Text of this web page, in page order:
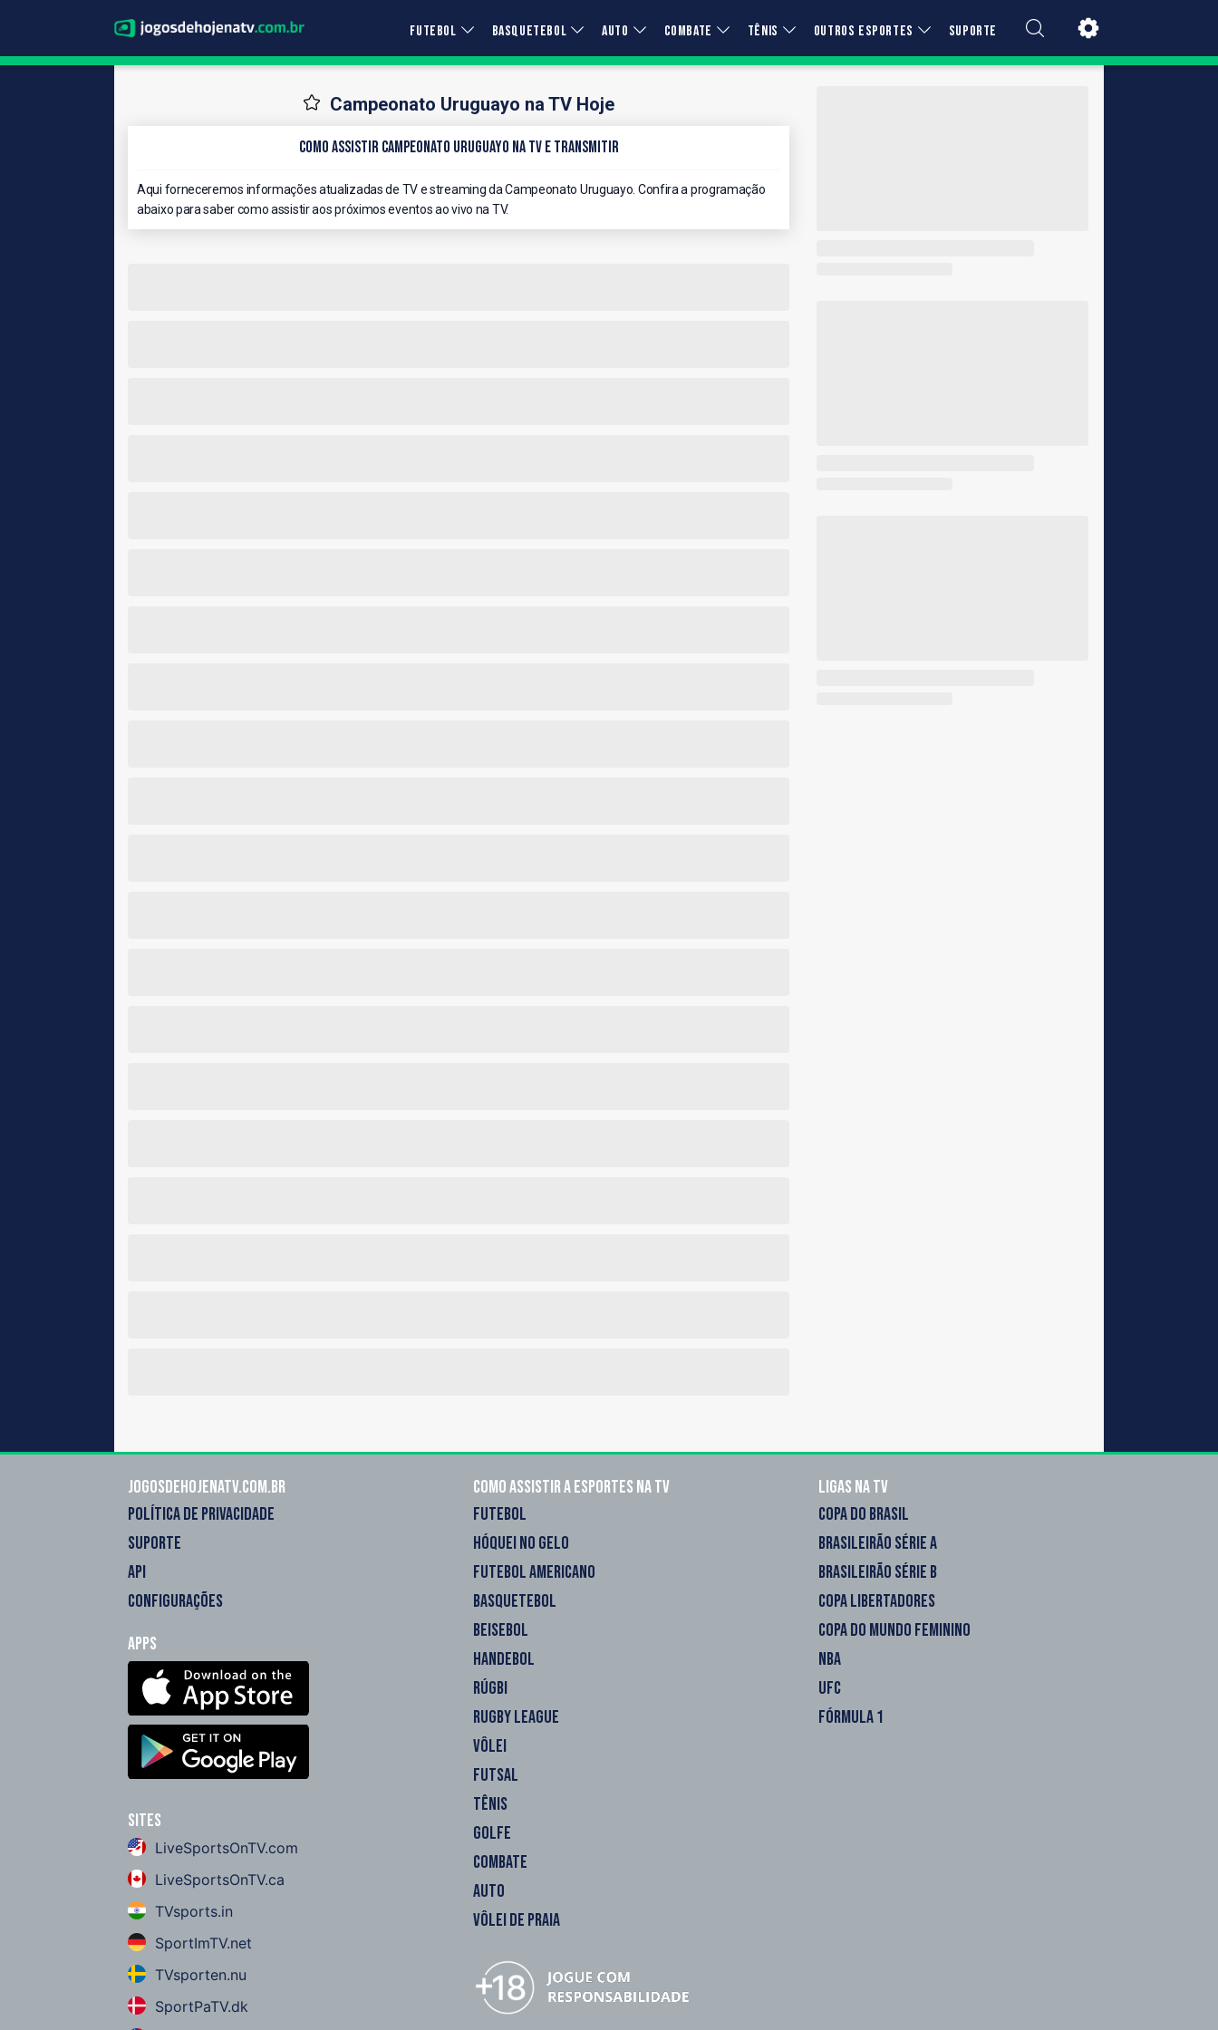
FUTEBOL BASQUETEBOL AUTO COMBATE TÊNIS OUTROS ESPORTES SUPORTE
Campeonato Uruguayo na TV Hoje
Como Assistir Campeonato Uruguayo na TV e Transmitir
Aqui forneceremos informações atualizadas de TV e streaming da Campeonato Uruguayo. Confira a programação
abaixo para saber como assistir aos próximos eventos ao vivo na TV.
Jogosdehojenatv.com.br
POLÍTICA DE PRIVACIDADE
SUPORTE
API
CONFIGURAÇÕES
Apps
Sites
LiveSportsOnTV.com
LiveSportsOnTV.ca
TVsports.in
SportImTV.net
TVsporten.nu
SportPaTV.dk
Como assistir a esportes na TV
FUTEBOL
HÓQUEI NO GELO
FUTEBOL AMERICANO
BASQUETEBOL
BEISEBOL
HANDEBOL
RÚGBI
RUGBY LEAGUE
VÔLEI
FUTSAL
TÊNIS
GOLFE
COMBATE
AUTO
VÔLEI DE PRAIA
Ligas na TV
COPA DO BRASIL
BRASILEIRÃO SÉRIE A
BRASILEIRÃO SÉRIE B
COPA LIBERTADORES
COPA DO MUNDO FEMININO
NBA
UFC
FÓRMULA 1